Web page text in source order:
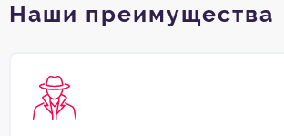
Наши преимущества